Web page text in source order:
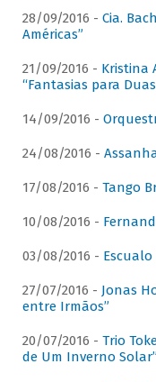
28/09/2016 - Cia.
Américas”
21/09/2016 - Kristina
“Fantasias para
14/09/2016 -
24/08/2016 -
17/08/2016 - Tango
10/08/2016 -
03/08/2016 - Escualo
27/07/2016 - Jonas
entre Irmãos”
20/07/2016 - Trio
de Um Inverno Solar”